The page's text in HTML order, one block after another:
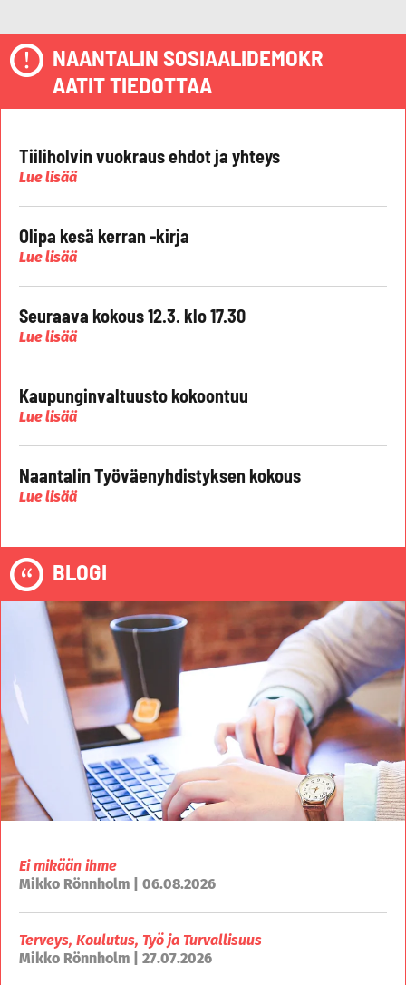
NAANTALIN SOSIAALIDEMOKR
AATIT TIEDOTTAA
Tiiliholvin vuokraus ehdot ja yhteys
Lue lisää
Olipa kesä kerran -kirja
Lue lisää
Seuraava kokous 12.3. klo 17.30
Lue lisää
Kaupunginvaltuusto kokoontuu
Lue lisää
Naantalin Työväenyhdistyksen kokous
Lue lisää
BLOGI
Ei mikään ihme
Mikko Rönnholm | 06.08.2026
Terveys, Koulutus, Työ ja Turvallisuus
Mikko Rönnholm | 27.07.2026